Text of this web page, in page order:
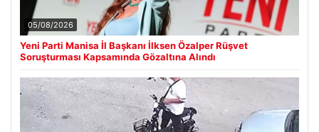
05/08/2026
Yeni Parti Manisa İl Başkanı İlksen Özalper Rüşvet
Soruşturması Kapsamında Gözaltına Alındı